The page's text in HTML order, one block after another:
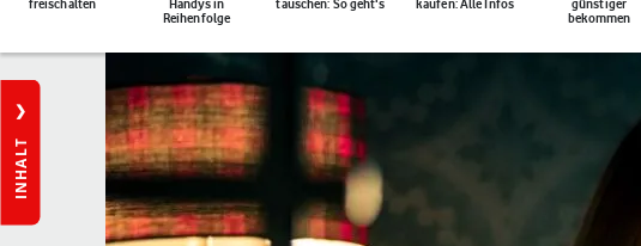
freischalten
Handys in
Reihenfolge
tauschen: So geht's
kaufen: Alle Infos
günstiger
bekommen
INHALT